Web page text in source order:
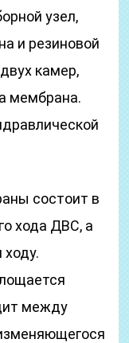
узел,
и резиновой
камер,
мембрана.
состоит в
хода ДВС, а
между